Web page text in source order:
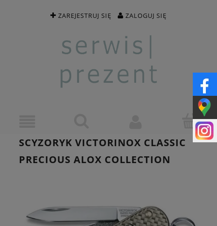
ZAREJESTRUJ SIĘ ZALOGUJ SIĘ
SCYZORYK VICTORINOX CLASSIC
PRECIOUS ALOX COLLECTION